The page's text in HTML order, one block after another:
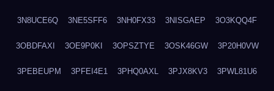
3N8UCE6Q 3NE5SFF6 3NH0FX33 3NISGAEP 3O3KQQ4F
3OBDFAXI 3OE9P0KI 3OPSZTYE 3OSK46GW 3P20H0VW
3PEBEUPM 3PFEI4E1 3PHQ0AXL 3PJX8KV3 3PWL81U6